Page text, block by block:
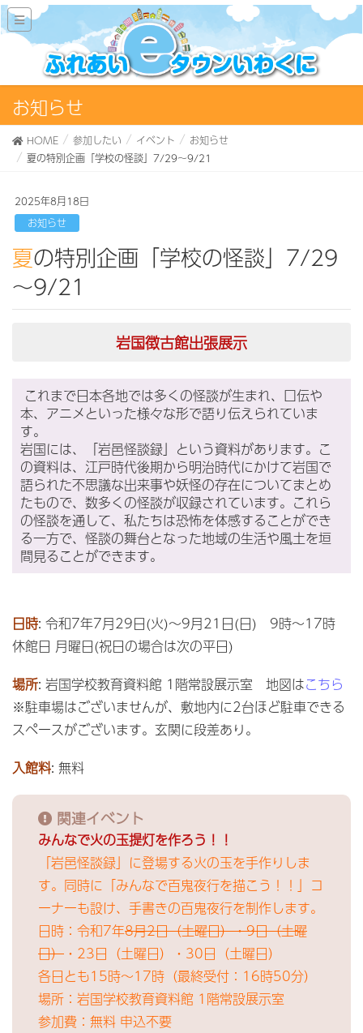
お知らせ
HOME 参加したい イベント
お知らせ
夏の特別企画「学校の怪談」7/29～9/21
2025年8月18日
お知らせ
夏の特別企画「学校の怪談」7/29
～9/21
岩国徴古館出張展示
これまで日本各地では多くの怪談が生まれ、口伝や
本、アニメといった様々な形で語り伝えられていま
す。
岩国には、「岩邑怪談録」という資料があります。こ
の資料は、江戸時代後期から明治時代にかけて岩国で
語られた不思議な出来事や妖怪の存在についてまとめ
たもので、数多くの怪談が収録されています。これら
の怪談を通して、私たちは恐怖を体感することができ
る一方で、怪談の舞台となった地域の生活や風土を垣
間見ることができます。
日時: 令和7年7月29日(火)～9月21日(日) 9時～17時
休館日 月曜日(祝日の場合は次の平日)
場所: 岩国学校教育資料館 1階常設展示室 地図はこちら
※駐車場はございませんが、敷地内に2台ほど駐車できる
スペースがございます。玄関に段差あり。
入館料: 無料
関連イベント
みんなで火の玉提灯を作ろう！！​
「岩邑怪談録」に登場する火の玉を手作りしま
す。同時に「みんなで百鬼夜行を描こう！！」コ
ーナーも設け、手書きの百鬼夜行を制作します。​
日時：令和7年8月2日（土曜日）・9日（土曜
日） ・23日（土曜日）・30日（土曜日）​
各日とも15時～17時（最終受付：16時50分）​​​
場所：岩国学校教育資料館 1階常設展示室
参加費：​無料 申込不要​